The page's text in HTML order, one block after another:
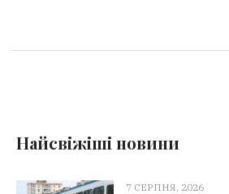
Найсвіжіші новини
7 СЕРПНЯ, 2026